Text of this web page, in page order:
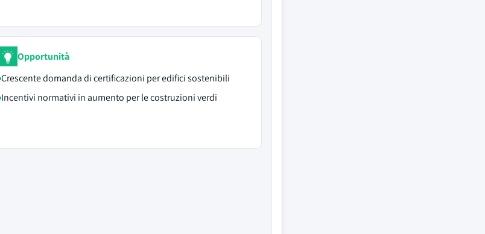
Opportunità
Crescente domanda di certificazioni per edifici sostenibili
Incentivi normativi in aumento per le costruzioni verdi